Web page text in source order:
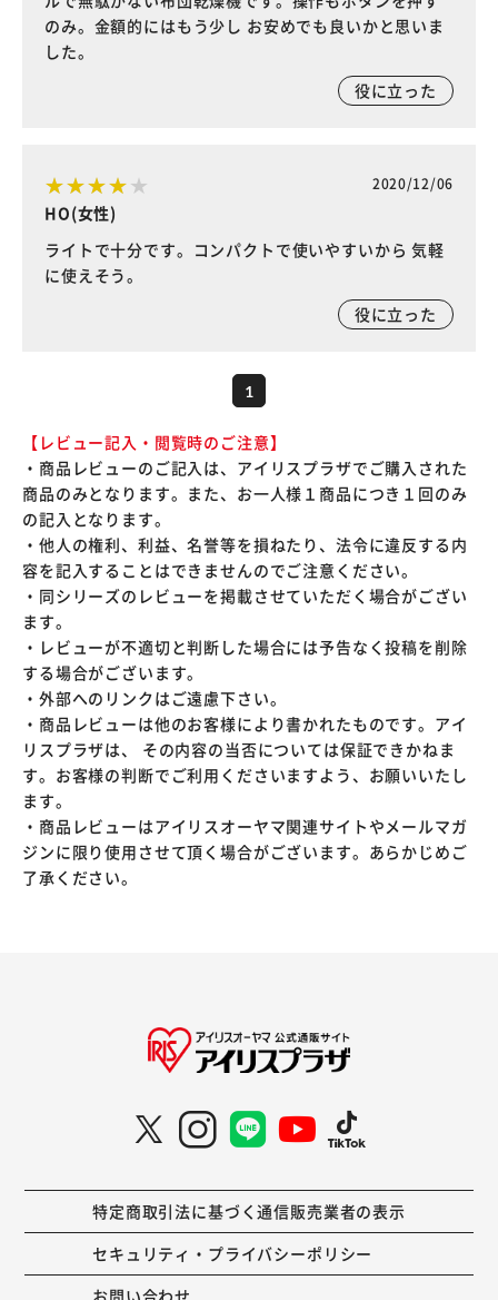
のみ。金額的にはもう少し お安めでも良いかと思いま
した。
役に立った
2020/12/06
HO(女性)
ライトで十分です。コンパクトで使いやすいから 気軽
に使えそう。
役に立った
1
【レビュー記入・閲覧時のご注意】
・商品レビューのご記入は、アイリスプラザでご購入された
商品のみとなります。また、お一人様１商品につき１回のみ
の記入となります。
・他人の権利、利益、名誉等を損ねたり、法令に違反する内
容を記入することはできませんのでご注意ください。
・同シリーズのレビューを掲載させていただく場合がござい
ます。
・レビューが不適切と判断した場合には予告なく投稿を削除
する場合がございます。
・外部へのリンクはご遠慮下さい。
・商品レビューは他のお客様により書かれたものです。アイ
リスプラザは、 その内容の当否については保証できかねま
す。お客様の判断でご利用くださいますよう、お願いいたし
ます。
・商品レビューはアイリスオーヤマ関連サイトやメールマガ
ジンに限り使用させて頂く場合がございます。あらかじめご
了承ください。
特定商取引法に基づく通信販売業者の表示
セキュリティ・プライバシーポリシー